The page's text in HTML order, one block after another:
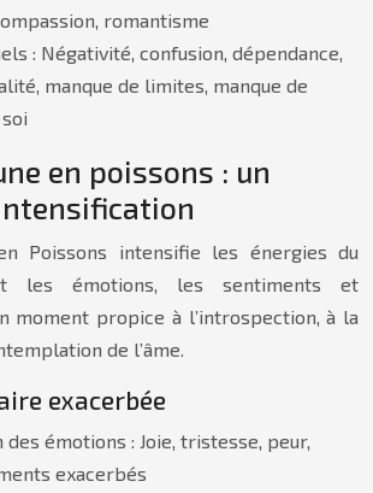
romantisme
: Négativité, confusion, dépendance,
manque de limites, manque de
en poissons : un
Poissons intensifie les énergies du
les émotions, les sentiments et
moment propice à l’introspection, à la
de l’âme.
exacerbée
émotions : Joie, tristesse, peur,
exacerbés